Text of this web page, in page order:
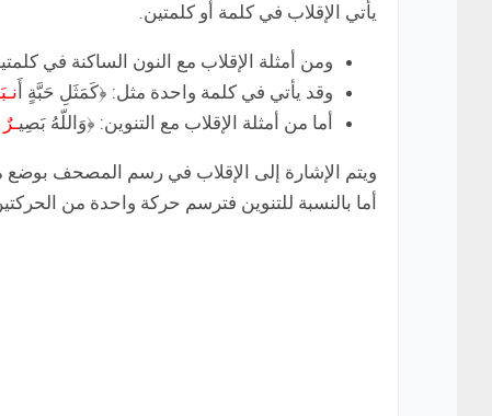
يأتي الإقلاب في كلمة أو كلمتين.
ومن أمثلة الإقلاب مع النون الساكنة في
وقد يأتي في كلمة واحدة مثل: ﴿كَمَثَلِ حَبَّةٍ أَ
أما من أمثلة الإقلاب مع التنوين: ﴿وَاللّهُ بَصِيـرٌ
ويتم الإشارة إلى الإقلاب في رسم المصحف بوضع
أما بالنسبة للتنوين فترسم حركة واحدة من